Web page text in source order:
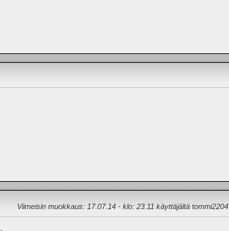
Viimeisin muokkaus: 17.07.14 - klo: 23.11 käyttäjältä tommi2204